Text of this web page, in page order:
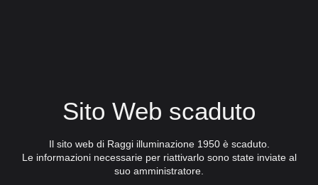
Sito Web scaduto
Il sito web di Raggi illuminazione 1950 è scaduto.
Le informazioni necessarie per riattivarlo sono state inviate al
suo amministratore.